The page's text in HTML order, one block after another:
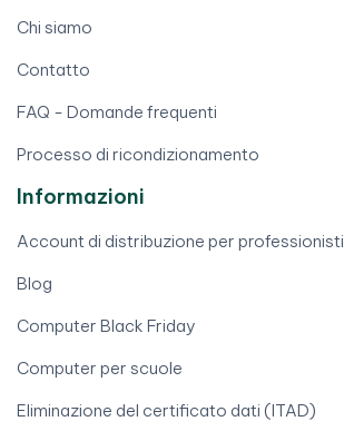
Chi siamo
Contatto
FAQ - Domande frequenti
Processo di ricondizionamento
Informazioni
Account di distribuzione per professionisti
Blog
Computer Black Friday
Computer per scuole
Eliminazione del certificato dati (ITAD)